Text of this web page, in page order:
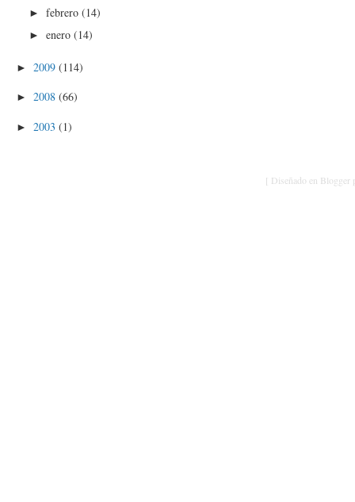
►febrero(14)
►enero(14)
► 2009 (114)
► 2008 (66)
► 2003 (1)
[ Diseñado en Blogger